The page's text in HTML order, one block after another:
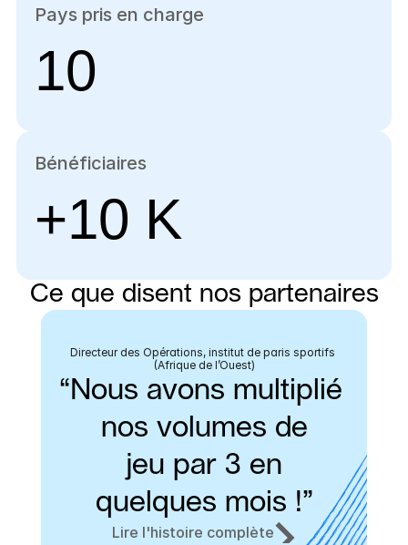
Pays pris en charge
10
Bénéficiaires
+10 K
Ce que disent nos partenaires
Directeur des Opérations, institut de paris sportifs
(Afrique de l’Ouest)
“Nous avons multiplié
nos volumes de
jeu par 3 en
quelques mois !”
Lire l'histoire complète